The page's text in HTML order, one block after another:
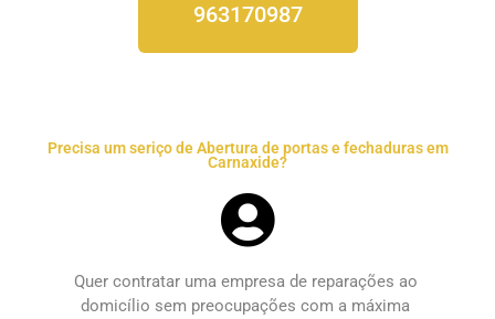
963170987
Precisa um seriço de Abertura de portas e fechaduras em
Carnaxide?
Quer contratar uma empresa de reparações ao
domicílio sem preocupações com a máxima